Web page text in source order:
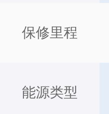
保修里程
能源类型